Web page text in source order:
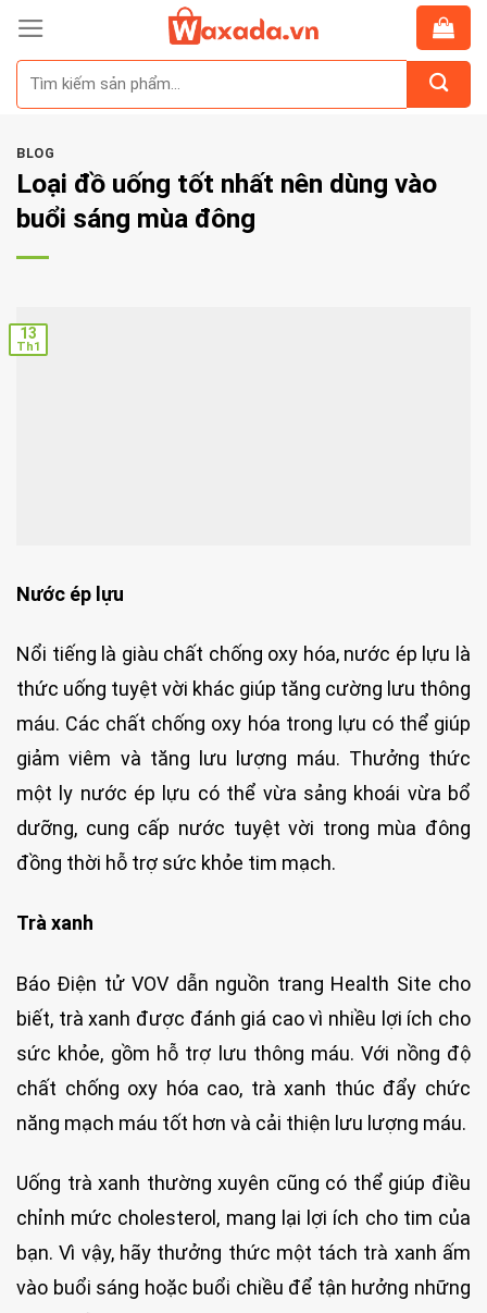
Skip
content
BLOG
Loại đồ uống tốt nhất nên dùng vào
buổi sáng mùa đông
13
Th1
Nước ép lựu
Nổi tiếng là giàu chất chống oxy hóa, nước ép lựu là
thức uống tuyệt vời khác giúp tăng cường lưu thông
máu. Các chất chống oxy hóa trong lựu có thể giúp
giảm viêm và tăng lưu lượng máu. Thưởng thức
một ly nước ép lựu có thể vừa sảng khoái vừa bổ
dưỡng, cung cấp nước tuyệt vời trong mùa đông
đồng thời hỗ trợ sức khỏe tim mạch.
Trà xanh
Báo Điện tử VOV dẫn nguồn trang Health Site cho
biết, trà xanh được đánh giá cao vì nhiều lợi ích cho
sức khỏe, gồm hỗ trợ lưu thông máu. Với nồng độ
chất chống oxy hóa cao, trà xanh thúc đẩy chức
năng mạch máu tốt hơn và cải thiện lưu lượng máu.
Uống trà xanh thường xuyên cũng có thể giúp điều
chỉnh mức cholesterol, mang lại lợi ích cho tim của
bạn. Vì vậy, hãy thưởng thức một tách trà xanh ấm
vào buổi sáng hoặc buổi chiều để tận hưởng những